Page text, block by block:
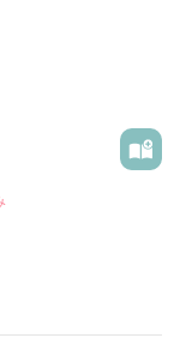
のですが……。
こい